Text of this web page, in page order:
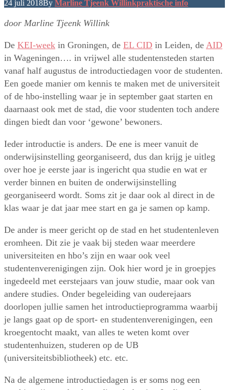
24 juli 2018By Marline Tjeenk Willinkpraktische info
door Marline Tjeenk Willink
De KEI-week in Groningen, de EL CID in Leiden, de AID
in Wageningen…. in vrijwel alle studentensteden starten
vanaf half augustus de introductiedagen voor de studenten.
Een goede manier om kennis te maken met de universiteit
of de hbo-instelling waar je in september gaat starten en
daarnaast ook met de stad, die voor studenten toch andere
dingen biedt dan voor ‘gewone’ bewoners.
Ieder introductie is anders. De ene is meer vanuit de
onderwijsinstelling georganiseerd, dus dan krijg je uitleg
over hoe je eerste jaar is ingericht qua studie en wat er
verder binnen en buiten de onderwijsinstelling
georganiseerd wordt. Soms zit je daar ook al direct in de
klas waar je dat jaar mee start en ga je samen op kamp.
De ander is meer gericht op de stad en het studentenleven
eromheen. Dit zie je vaak bij steden waar meerdere
universiteiten en hbo’s zijn en waar ook veel
studentenverenigingen zijn. Ook hier word je in groepjes
ingedeeld met eerstejaars van jouw studie, maar ook van
andere studies. Onder begeleiding van ouderejaars
doorlopen jullie samen het introductieprogramma waarbij
je langs gaat op de sport- en studentenverenigingen, een
kroegentocht maakt, van alles te weten komt over
studentenhuizen, studeren op de UB
(universiteitsbibliotheek) etc. etc.
Na de algemene introductiedagen is er soms nog een